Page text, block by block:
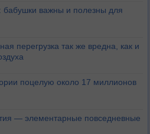
бабушки важны и полезны для
перегрузка так же вредна, как и
поцелую около 17 миллионов
— элементарные повседневные